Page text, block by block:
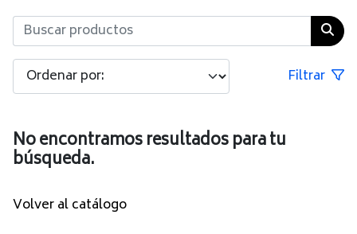
Filtrar
No encontramos resultados para tu
búsqueda.
Volver al catálogo